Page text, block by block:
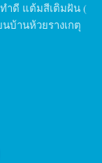
ทำดี แต้มสีเติมฝัน (
บ้านห้วยรางเกตุ